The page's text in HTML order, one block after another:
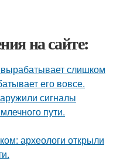
на сайте:
слишком
его вовсе.
сигналы
пути.
археологи открыли